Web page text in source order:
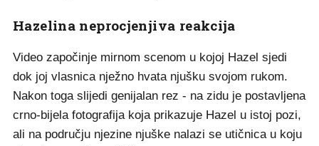
Hazelina neprocjenjiva reakcija
Video započinje mirnom scenom u kojoj Hazel sjedi
dok joj vlasnica nježno hvata njušku svojom rukom.
Nakon toga slijedi genijalan rez - na zidu je postavljena
crno-bijela fotografija koja prikazuje Hazel u istoj pozi,
ali na području njezine njuške nalazi se utičnica u koju